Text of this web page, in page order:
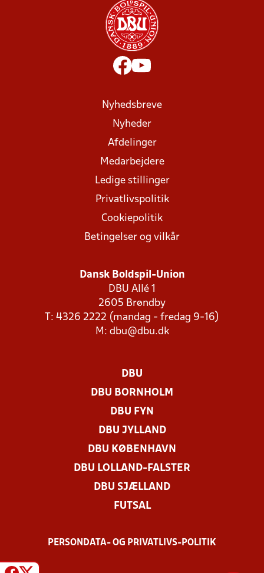
Nyhedsbreve
Nyheder
Afdelinger
Medarbejdere
Ledige stillinger
Privatlivspolitik
Cookiepolitik
Betingelser og vilkår
Dansk Boldspil-Union
DBU Allé 1
2605 Brøndby
T: 4326 2222 (mandag - fredag 9-16)
M: dbu@dbu.dk
DBU
DBU BORNHOLM
DBU FYN
DBU JYLLAND
DBU KØBENHAVN
DBU LOLLAND-FALSTER
DBU SJÆLLAND
FUTSAL
PERSONDATA- OG PRIVATLIVS-POLITIK